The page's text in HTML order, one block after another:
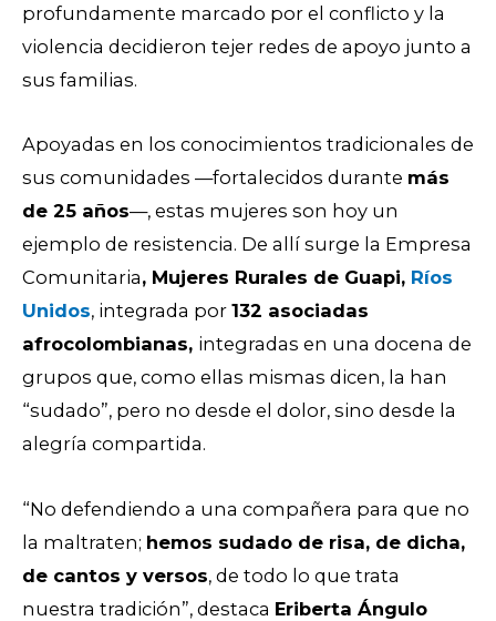
profundamente marcado por el conflicto y la
violencia decidieron tejer redes de apoyo junto a
sus familias.
Apoyadas en los conocimientos tradicionales de
sus comunidades —fortalecidos durante más
de 25 años—, estas mujeres son hoy un
ejemplo de resistencia. De allí surge la Empresa
Comunitaria, Mujeres Rurales de Guapi, Ríos
Unidos, integrada por 132 asociadas
afrocolombianas, integradas en una docena de
grupos que, como ellas mismas dicen, la han
“sudado”, pero no desde el dolor, sino desde la
alegría compartida.
“No defendiendo a una compañera para que no
la maltraten; hemos sudado de risa, de dicha,
de cantos y versos, de todo lo que trata
nuestra tradición”, destaca Eriberta Ángulo